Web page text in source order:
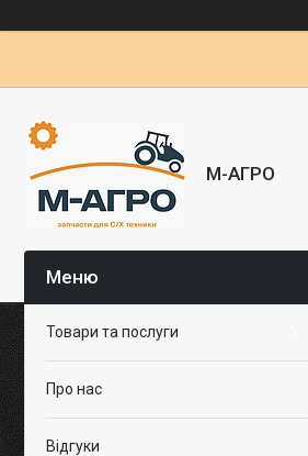
М-АГРО
Товари та послуги
Про нас
Відгуки